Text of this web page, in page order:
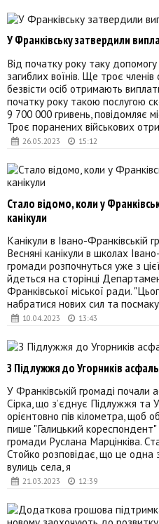
26.05.2023 15:12
У Франківську затвердили
Від початку року таку
загиблих воїнів. Ще троє
безвісти осіб отримають
початку року такою послугою
9 700 000 гривень, повідомляє
Троє поранених військових
10.04.2023 13:43
Стало відомо, коли у
канікули
Канікули в Івано-Франківській
Весняні канікули в школах
громади розпочнуться уже з
йдеться на сторінці
Франківської міської ради.
набратися нових сил та
21.03.2023 12:39
З Підлужжя до Угорників
У Франківській громаді почали
Сірка, що з’єднує Підлужжя та
орієнтовно пів кілометра, щоб
пише "Галицький кореспондент"
громади Руслана Марцінківа.
Стойко розповідає, що це одна
вулиць села, я